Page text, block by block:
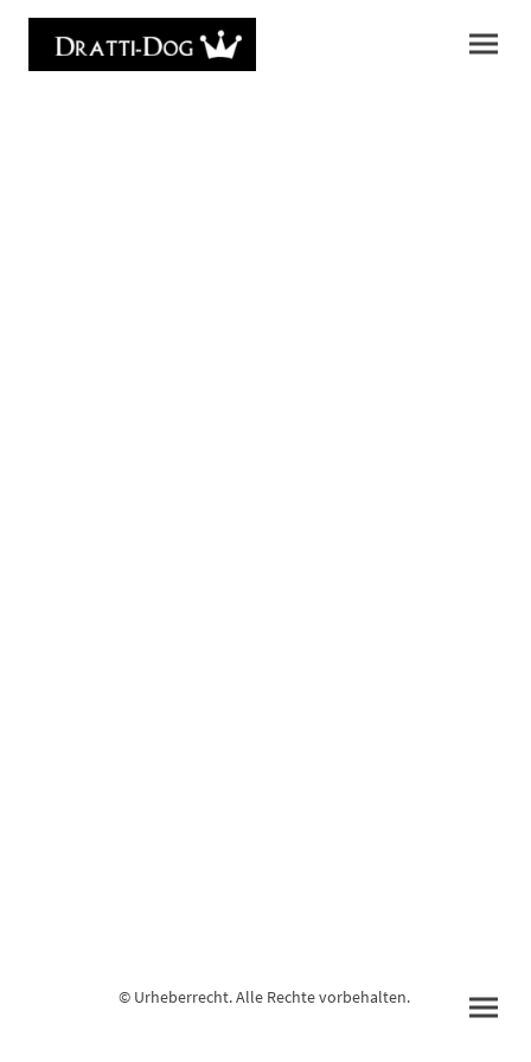
© Urheberrecht. Alle Rechte vorbehalten.